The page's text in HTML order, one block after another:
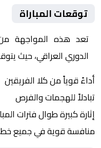
توقعات المباراة
تعد هذه المواجهة من
الدوري العراقي، حيث
أداءً قوياً من كلا الفريقين
تبادلاً للهجمات والفرص
إثارة كبيرة طوال فترات
منافسة قوية في جميع